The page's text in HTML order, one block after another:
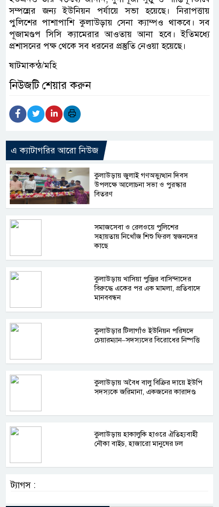
সম্পন্নের জন্য ইউনিয়ন পর্যায়ে সভা হয়েছে। নিরাপত্তায়
পুলিশের পাশাপাশি কুলাউড়ায় সেনা ক্যাম্পও থাকবে। সব
পূজামণ্ডপ সিসি ক্যামেরার আওতায় আনা হবে। ইতিমধ্যে
প্রশাসনের পক্ষ থেকে সব ধরনের প্রস্তুতি নেওয়া হয়েছে।
ষাটমাকন্ঠ/মহি
নিউজটি শেয়ার করুন
এ ক্যাটাগরির আরো নিউজ
কুলাউড়ায় জুলাই গণঅভ্যুত্থান দিবস
উপলক্ষে আলোচনা সভা ও পুরস্কার
বিতরণ
সমাজসেবা ও রেলওয়ে পুলিশের
সহায়তায় নিখোঁজ শিশু ফিরল স্বজনদের
কাছে
কুলাউড়ায় খাসিয়া পুঞ্জির বাসিন্দাদের
বিরুদ্ধে একের পর এক মামলা, প্রতিবাদে
মানববন্ধন
কুলাউড়ার টিলাগাঁও ইউনিয়ন পরিষদে
চেয়ারম্যান–সদস্যদের বিরোধের নিষ্পত্তি
কুলাউড়ায় অবৈধ বালু বিক্রির দায়ে ইউপি
সদস্যকে জরিমানা, একজনের কারাদণ্ড
কুলাউড়ায় হাকালুকি হাওরে ঐতিহ্যবাহী
নৌকা বাইচ, হাজারো মানুষের ঢল
ট্যাগস :